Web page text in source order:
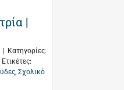
|
Κατηγορίες:
Ετικέτες:
, Σχολικό